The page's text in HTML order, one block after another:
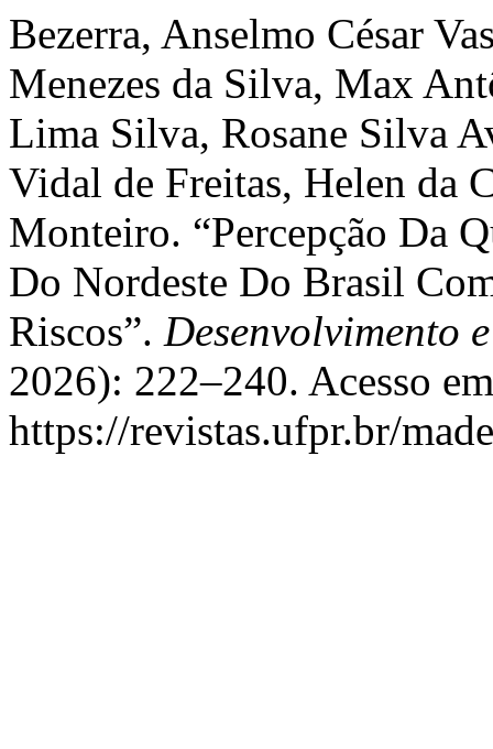
Bezerra, Anselmo César
Menezes da Silva, Max
Lima Silva, Rosane Silva
Vidal de Freitas, Helen da
Monteiro. “Percepção Da
Do Nordeste Do Brasil
Riscos”. Desenvolvimento
2026): 222–240. Acesso
https://revistas.ufpr.br/